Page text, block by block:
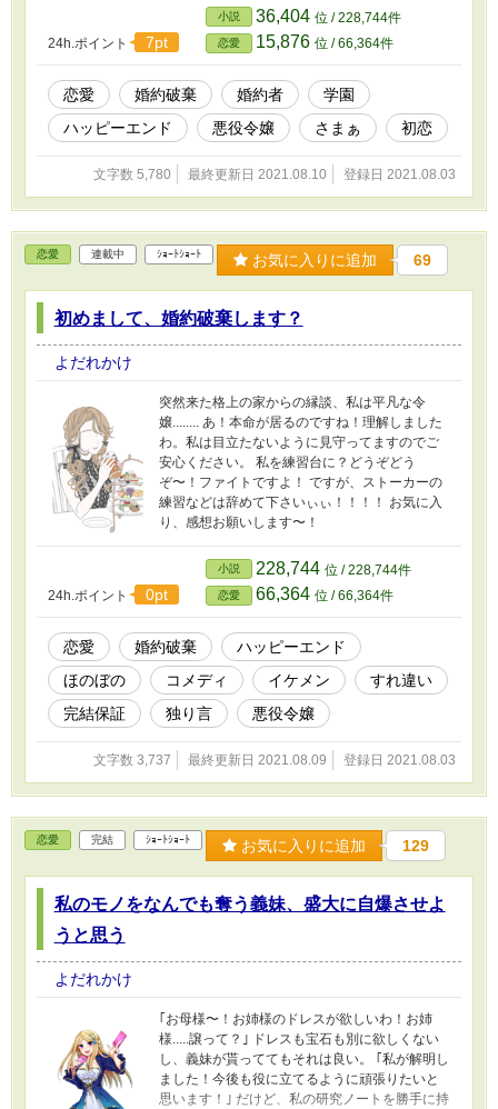
24h.ポイント 7pt
小説 36,404 位 / 228,744件
恋愛 15,876 位 / 66,364件
恋愛 婚約破棄 婚約者
学園
ハッピーエンド
悪役令嬢 さまぁ 初恋
文字数 5,780 最終更新日 2021.08.10 登録日 2021.08.03
恋愛 連載中 ｼｮｰﾄｼｮｰﾄ お気に入りに追加 69
初めまして、婚約破棄します？
よだれかけ
突然来た格上の家からの縁談、私は平凡な令
嬢........ あ！本命が居るのですね！理解しました
わ。私は目立たないように見守ってますのでご
安心ください。 私を練習台に？どうぞどう
ぞ〜！ファイトですよ！ ですが、ストーカーの
練習などは辞めて下さいぃぃ！！！！ お気に入
り、感想お願いします〜！
24h.ポイント 0pt
小説 228,744 位 / 228,744件
恋愛 66,364 位 / 66,364件
恋愛 婚約破棄
ハッピーエンド
ほのぼの
コメディ イケメン
すれ違い
完結保証
独り言 悪役令嬢
文字数 3,737 最終更新日 2021.08.09 登録日 2021.08.03
恋愛 完結 ｼｮｰﾄｼｮｰﾄ お気に入りに追加 129
私のモノをなんでも奪う義妹、盛大に自爆させよ
うと思う
よだれかけ
｢お母様〜！お姉様のドレスが欲しいわ！お姉
様.....譲って？｣ ドレスも宝石も別に欲しくない
し、義妹が貰っててもそれは良い。 ｢私が解明し
ました！今後も役に立てるように頑張りたいと
思います！｣ だけど、私の研究ノートを勝手に持